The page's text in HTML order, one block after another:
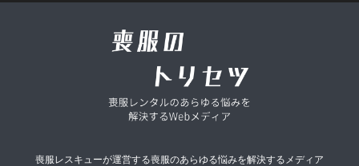
喪服レスキューが運営する喪服のあらゆる悩みを解決するメディア